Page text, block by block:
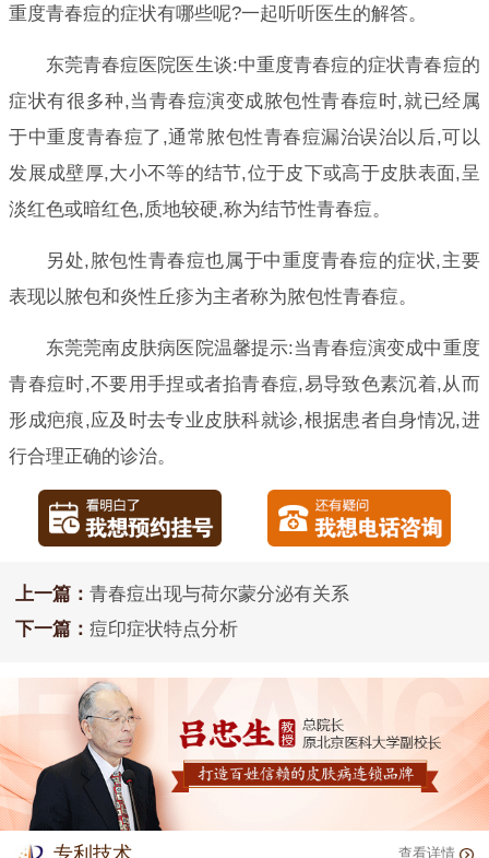
重度青春痘的症状有哪些呢?一起听听医生的解答。
东莞青春痘医院医生谈:中重度青春痘的症状青春痘的
症状有很多种,当青春痘演变成脓包性青春痘时,就已经属
于中重度青春痘了,通常脓包性青春痘漏治误治以后,可以
发展成壁厚,大小不等的结节,位于皮下或高于皮肤表面,呈
淡红色或暗红色,质地较硬,称为结节性青春痘。
另处,脓包性青春痘也属于中重度青春痘的症状,主要
表现以脓包和炎性丘疹为主者称为脓包性青春痘。
东莞莞南皮肤病医院温馨提示:当青春痘演变成中重度
青春痘时,不要用手捏或者掐青春痘,易导致色素沉着,从而
形成疤痕,应及时去专业皮肤科就诊,根据患者自身情况,进
行合理正确的诊治。
上一篇： 青春痘出现与荷尔蒙分泌有关系
下一篇： 痘印症状特点分析
查看详情